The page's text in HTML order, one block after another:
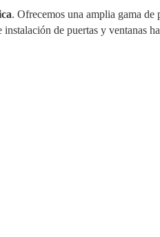
. Ofrecemos una amplia gama de
de puertas y ventanas